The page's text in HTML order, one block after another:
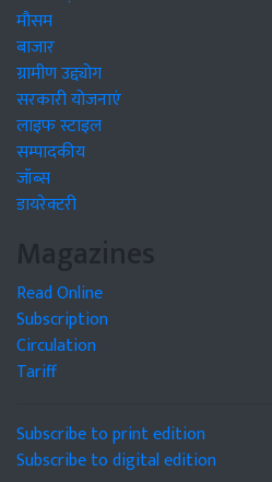
मौसम
बाजार
ग्रामीण उद्द्योग
सरकारी योजनाएं
लाइफ स्टाइल
सम्पादकीय
जॉब्स
डायरेक्टरी
Magazines
Read Online
Subscription
Circulation
Tariff
Subscribe to print edition
Subscribe to digital edition